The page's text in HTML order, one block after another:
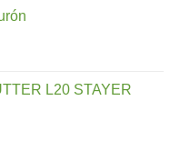
L20 STAYER